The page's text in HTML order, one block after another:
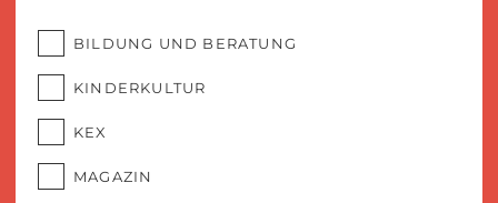
BILDUNG UND BERATUNG
KINDERKULTUR
KEX
MAGAZIN